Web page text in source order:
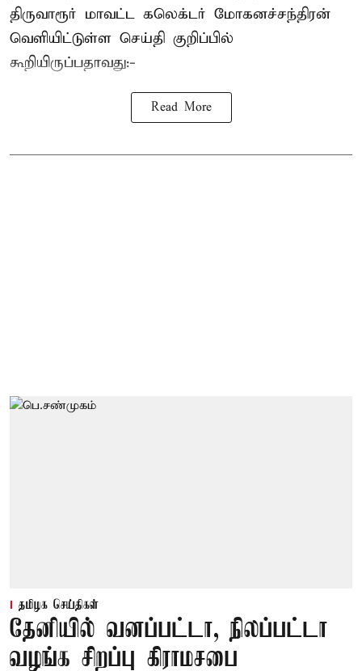
திருவாரூர் மாவட்ட கலெக்டர் மோகனச்சந்திரன்
வெளியிட்டுள்ள செய்தி குறிப்பில்
கூறியிருப்பதாவது:-
Read More
தமிழக செய்திகள்
தேனியில் வனப்பட்டா, நிலப்பட்டா
வழங்க சிறப்பு கிராமசபை